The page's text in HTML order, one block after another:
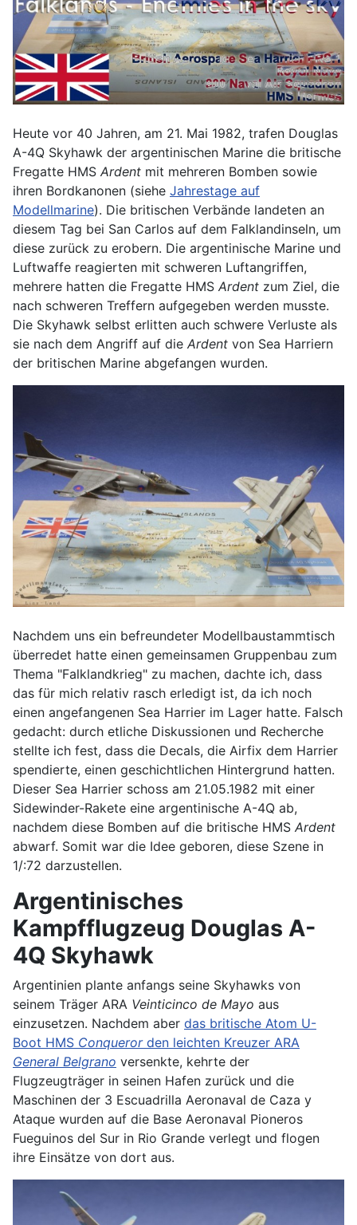
Heute vor 40 Jahren, am 21. Mai 1982, trafen Douglas
A-4Q Skyhawk der argentinischen Marine die britische
Fregatte HMS Ardent mit mehreren Bomben sowie
ihren Bordkanonen (siehe Jahrestage auf
Modellmarine). Die britischen Verbände landeten an
diesem Tag bei San Carlos auf dem Falklandinseln, um
diese zurück zu erobern. Die argentinische Marine und
Luftwaffe reagierten mit schweren Luftangriffen,
mehrere hatten die Fregatte HMS Ardent zum Ziel, die
nach schweren Treffern aufgegeben werden musste.
Die Skyhawk selbst erlitten auch schwere Verluste als
sie nach dem Angriff auf die Ardent von Sea Harriern
der britischen Marine abgefangen wurden.
Nachdem uns ein befreundeter Modellbaustammtisch
überredet hatte einen gemeinsamen Gruppenbau zum
Thema "Falklandkrieg" zu machen, dachte ich, dass
das für mich relativ rasch erledigt ist, da ich noch
einen angefangenen Sea Harrier im Lager hatte. Falsch
gedacht: durch etliche Diskussionen und Recherche
stellte ich fest, dass die Decals, die Airfix dem Harrier
spendierte, einen geschichtlichen Hintergrund hatten.
Dieser Sea Harrier schoss am 21.05.1982 mit einer
Sidewinder-Rakete eine argentinische A-4Q ab,
nachdem diese Bomben auf die britische HMS Ardent
abwarf. Somit war die Idee geboren, diese Szene in
1/:72 darzustellen.
Argentinisches
Kampfflugzeug Douglas A-
4Q Skyhawk
Argentinien plante anfangs seine Skyhawks von
seinem Träger ARA Veinticinco de Mayo aus
einzusetzen. Nachdem aber das britische Atom U-
Boot HMS Conquerorden leichten Kreuzer ARA
General Belgrano versenkte, kehrte der
Flugzeugträger in seinen Hafen zurück und die
Maschinen der 3 Escuadrilla Aeronaval de Caza y
Ataque wurden auf die Base Aeronaval Pioneros
Fueguinos del Sur in Rio Grande verlegt und flogen
ihre Einsätze von dort aus.